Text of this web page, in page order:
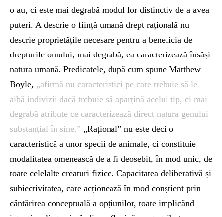
o au, ci este mai degrabă modul lor distinctiv de a avea
puteri. A descrie o ființă umană drept rațională nu
descrie proprietățile necesare pentru a beneficia de
drepturile omului; mai degrabă, ea caracterizează însăși
natura umană. Predicatele, după cum spune Matthew
Boyle, „afirmă nu caracteristici pe care trebuie să le
aibă indivizii dacă trebuie să aparțină acelui tip, ci mai
degrabă atribute ce caracterizează direct natura genului
substanțial în sine.” „Rațional” nu este deci o
caracteristică a unor specii de animale, ci constituie
modalitatea omenească de a fi deosebit, în mod unic, de
toate celelalte creaturi fizice. Capacitatea deliberativă și
subiectivitatea, care acționează în mod conștient prin
cântărirea conceptuală a opțiunilor, toate implicând